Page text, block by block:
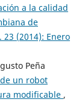
a la calidad
de
23 (2014): Enero
Peña
un robot
modificable ,